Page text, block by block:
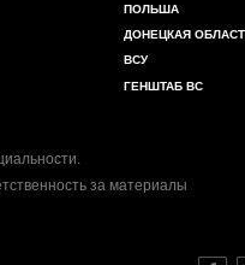
ПОЛЬША
ДОНЕЦКАЯ
ВСУ
ГЕНШТАБ ВС
.
за материалы